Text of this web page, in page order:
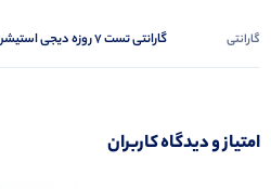
گارانتی گارانتی تست 7 روزه دیجی استیشن
امتیاز و دیدگاه کاربران